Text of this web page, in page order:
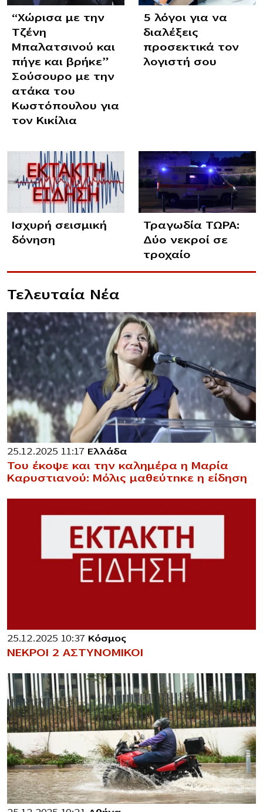
“Χώρισα με την
Τζένη
Μπαλατσινού και
πήγε και βρήκε”
Σούσουρο με την
ατάκα του
Κωστόπουλου για
τον Κικίλια
5 λόγοι για να
διαλέξεις
προσεκτικά τον
λογιστή σου
Ισχυρή σεισμική
δόνηση
Τραγωδία ΤΩΡΑ:
Δύο νεκροί σε
τροχαίο
Τελευταία Νέα
25.12.2025 11:17 Ελλάδα
Του έκοψε και την καλημέρα η Μαρία
Καρυστιανού: Μόλις μαθεύτnκε η είδηση
25.12.2025 10:37 Κόσμος
ΝΕΚΡΟΙ 2 ΑΣΤΥΝΟΜΙΚΟΙ